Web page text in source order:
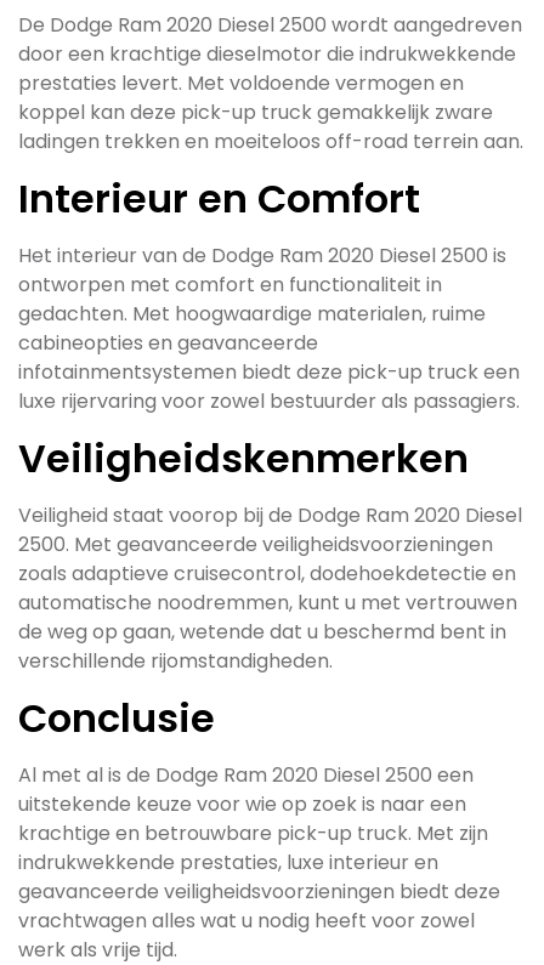
De Dodge Ram 2020 Diesel 2500 wordt aangedreven
door een krachtige dieselmotor die indrukwekkende
prestaties levert. Met voldoende vermogen en
koppel kan deze pick-up truck gemakkelijk zware
ladingen trekken en moeiteloos off-road terrein aan.
Interieur en Comfort
Het interieur van de Dodge Ram 2020 Diesel 2500 is
ontworpen met comfort en functionaliteit in
gedachten. Met hoogwaardige materialen, ruime
cabineopties en geavanceerde
infotainmentsystemen biedt deze pick-up truck een
luxe rijervaring voor zowel bestuurder als passagiers.
Veiligheidskenmerken
Veiligheid staat voorop bij de Dodge Ram 2020 Diesel
2500. Met geavanceerde veiligheidsvoorzieningen
zoals adaptieve cruisecontrol, dodehoekdetectie en
automatische noodremmen, kunt u met vertrouwen
de weg op gaan, wetende dat u beschermd bent in
verschillende rijomstandigheden.
Conclusie
Al met al is de Dodge Ram 2020 Diesel 2500 een
uitstekende keuze voor wie op zoek is naar een
krachtige en betrouwbare pick-up truck. Met zijn
indrukwekkende prestaties, luxe interieur en
geavanceerde veiligheidsvoorzieningen biedt deze
vrachtwagen alles wat u nodig heeft voor zowel
werk als vrije tijd.